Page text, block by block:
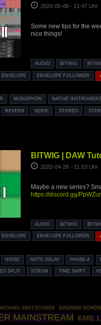
2020-05-08 - 21:47 Uhr
Some new tips for the
nice things!
AUDIO BITWIG
ENVELOPE ENVELOPE FOLLOWER
MONOPHON NATIVE
REVERB SERIE STEREO
BITWIG | DAW
2020-04-28 - 21:53 Uhr
Maybe a new series?
https://discord.gg/
AUDIO BITWIG
ENVELOPE ENVELOPE FOLLOWER
NOISE NOTE DELAY PHASE-4
SPLIT STRUM TIME SHIFT
MICHAEL KRETSCHMER DAGMAR SCHÖN
MAINSTREAM KARL